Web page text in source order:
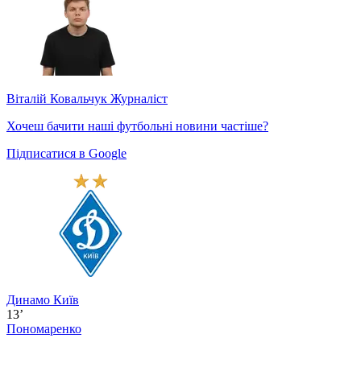
Віталій Ковальчук Журналіст
Хочеш бачити наші футбольні новини частіше?
Підписатися в Google
Динамо Київ
13’
Пономаренко